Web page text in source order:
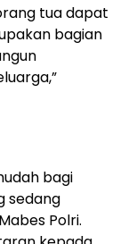
tua dapat
bagian
bagi
sedang
Polri.